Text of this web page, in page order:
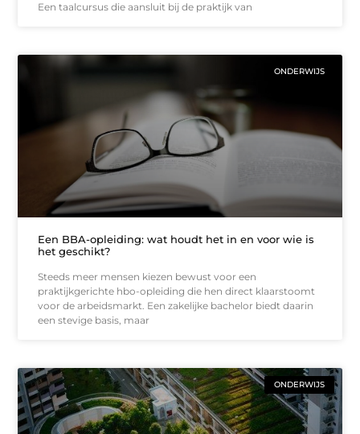
Een taalcursus die aansluit bij de praktijk van
ONDERWIJS
Een BBA-opleiding: wat houdt het in en voor wie is
het geschikt?
Steeds meer mensen kiezen bewust voor een
praktijkgerichte hbo-opleiding die hen direct klaarstoomt
voor de arbeidsmarkt. Een zakelijke bachelor biedt daarin
een stevige basis, maar
ONDERWIJS